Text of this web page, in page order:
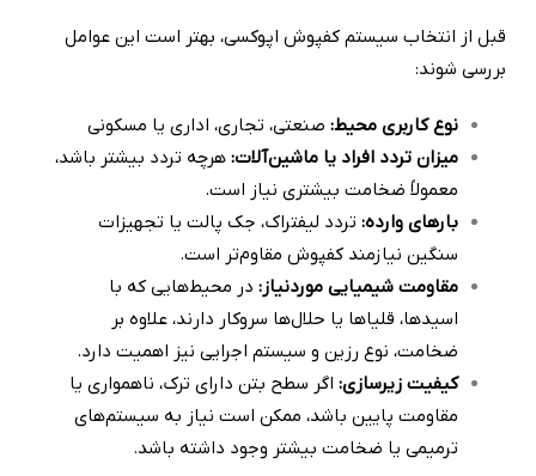
قبل از انتخاب سیستم کفپوش اپوکسی، بهتر است این عوامل
بررسی شوند:
نوع کاربری محیط: صنعتی، تجاری، اداری یا مسکونی
میزان تردد افراد یا ماشین‌آلات: هرچه تردد بیشتر باشد،
معمولاً ضخامت بیشتری نیاز است.
بارهای وارده: تردد لیفتراک، جک پالت یا تجهیزات
سنگین نیازمند کفپوش مقاوم‌تر است.
مقاومت شیمیایی موردنیاز: در محیط‌هایی که با
اسیدها، قلیاها یا حلال‌ها سروکار دارند، علاوه بر
ضخامت، نوع رزین و سیستم اجرایی نیز اهمیت دارد.
کیفیت زیرسازی: اگر سطح بتن دارای ترک، ناهمواری یا
مقاومت پایین باشد، ممکن است نیاز به سیستم‌های
ترمیمی یا ضخامت بیشتر وجود داشته باشد.